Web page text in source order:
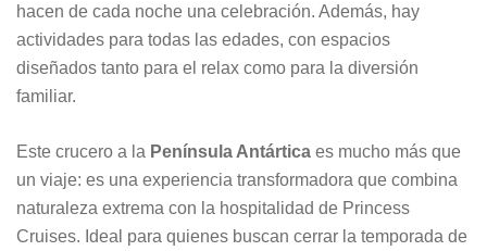
hacen de cada noche una celebración. Además, hay
actividades para todas las edades, con espacios
diseñados tanto para el relax como para la diversión
familiar.
Este crucero a la Península Antártica es mucho más que
un viaje: es una experiencia transformadora que combina
naturaleza extrema con la hospitalidad de Princess
Cruises. Ideal para quienes buscan cerrar la temporada de